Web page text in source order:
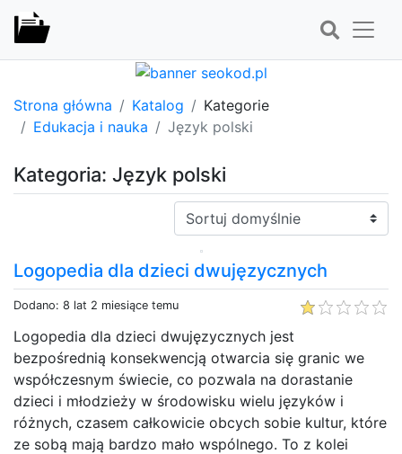
Strona główna Katalog
Kategorie
Edukacja i nauka
Język polski
Kategoria: Język polski
Sortuj:
Logopedia dla dzieci dwujęzycznych
Dodano: 8 lat 2 miesiące temu
Logopedia dla dzieci dwujęzycznych jest
bezpośrednią konsekwencją otwarcia się granic we
współczesnym świecie, co pozwala na dorastanie
dzieci i młodzieży w środowisku wielu języków i
różnych, czasem całkowicie obcych sobie kultur, które
ze sobą mają bardzo mało wspólnego. To z kolei